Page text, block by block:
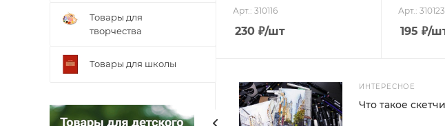
Арт.: 310116
230 ₽/шт
Арт.: 310123
195 ₽/
ИНТЕРЕСНОЕ
Что такое
Товары для
творчества
Товары для школы